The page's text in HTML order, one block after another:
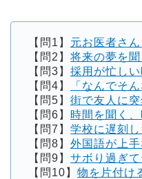
【問1】 元お医者さ
【問2】 将来の夢を聞
【問3】 採用が忙し
【問4】
「なんでそ
【問5】 街で友人に
【問6】 時間を聞く
【問7】 学校に遅刻
【問8】 外国語が上
【問9】 サボり過ぎ
【問10】 物を片付け